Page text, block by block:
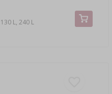
L, 240 L